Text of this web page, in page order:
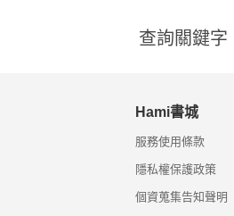
查詢關鍵字
Hami書城
服務使用條款
隱私權保護政策
個資蒐集告知聲明